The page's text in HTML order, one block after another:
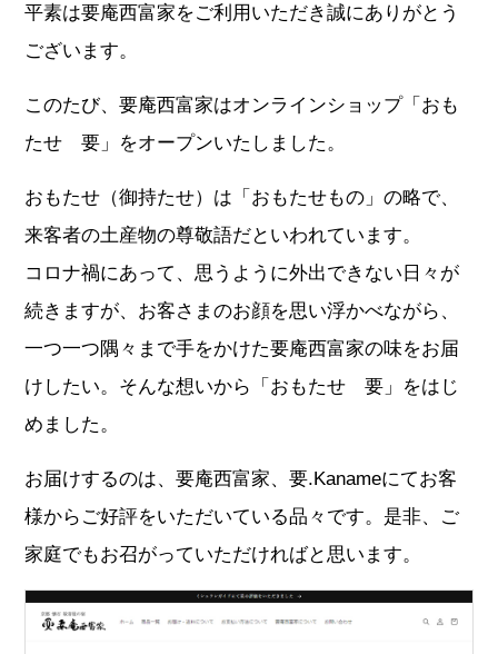
平素は要庵西富家をご利用いただき誠にありがとう
ございます。
このたび、要庵西富家はオンラインショップ「おも
たせ 要」をオープンいたしました。
おもたせ（御持たせ）は「おもたせもの」の略で、
来客者の土産物の尊敬語だといわれています。
コロナ禍にあって、思うように外出できない日々が
続きますが、お客さまのお顔を思い浮かべながら、
一つ一つ隅々まで手をかけた要庵西富家の味をお届
けしたい。そんな想いから「おもたせ 要」をはじ
めました。
お届けするのは、要庵西富家、要.Kanameにてお客
様からご好評をいただいている品々です。是非、ご
家庭でもお召がっていただければと思います。